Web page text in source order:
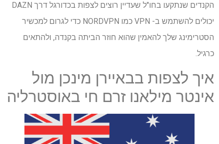
הקנדים שנתקעו בחו"ל שעדיין רוצים לצפות בכדורגל דרך DAZN
יכולים להשתמש ב- VPN כמו NORDVPN כדי לגרום למכשיר
הסטרימינג שלך להאמין שהוא חוזר הביתה בקנדה, ולהתאים
כרגיל.
איך לצפות בבאיירן מינכן מול
אינטר מילאנו זרם חי באוסטרליה